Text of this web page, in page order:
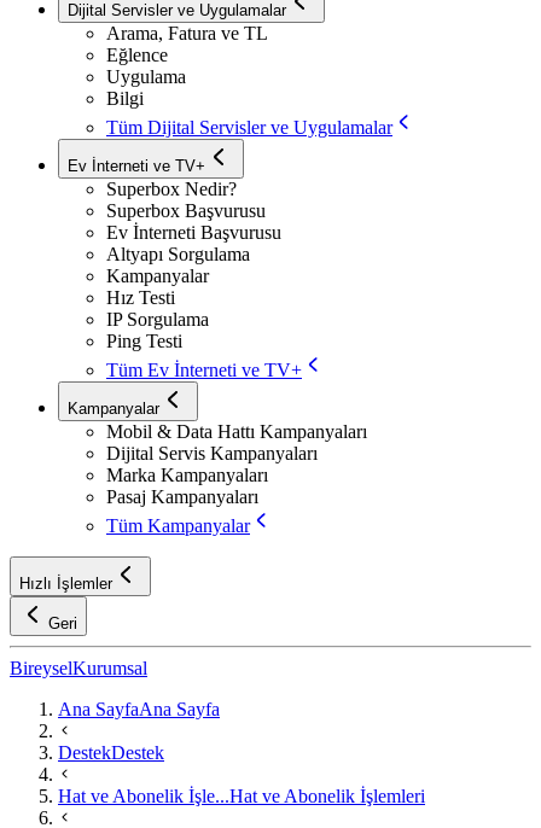
Dijital Servisler ve Uygulamalar
Arama, Fatura ve TL
Eğlence
Uygulama
Bilgi
Tüm Dijital Servisler ve Uygulamalar
Ev İnterneti ve TV+
Superbox Nedir?
Superbox Başvurusu
Ev İnterneti Başvurusu
Altyapı Sorgulama
Kampanyalar
Hız Testi
IP Sorgulama
Ping Testi
Tüm Ev İnterneti ve TV+
Kampanyalar
Mobil & Data Hattı Kampanyaları
Dijital Servis Kampanyaları
Marka Kampanyaları
Pasaj Kampanyaları
Tüm Kampanyalar
Hızlı İşlemler
Geri
BireyselKurumsal
Ana SayfaAna Sayfa
DestekDestek
Hat ve Abonelik İşle...Hat ve Abonelik İşlemleri